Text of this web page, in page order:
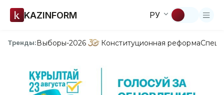
KAZINFORM РУ
Тренды:Выборы-2026 Конституционная реформа